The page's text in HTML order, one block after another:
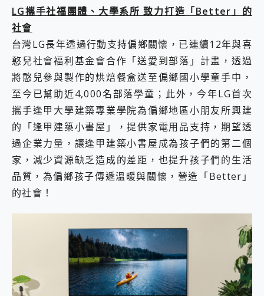
LG攜手社福團體、大學系所 致力打造「Better」的
社會
台灣LG長年透過行動支持偏鄉關懷，已連續12年與喜
憨兒社會福利基金會合作「送愛到部落」計畫，透過
將憨兒參與製作的烘焙餐盒送至偏鄉國小學童手中，
至今已幫助近4,000名部落學童；此外，今年LG首次
攜手逢甲大學建築專業學院為偏鄉地區小朋友所興建
的「逢甲建築小書屋」，提供家電用品支持，期望透
過企業力量，讓逢甲建築小書屋成為孩子們的第二個
家，減少資源缺乏造成的差距，也提升孩子們的生活
品質，為偏鄉孩子傳遞溫暖與關懷，營造「Better」
的社會！